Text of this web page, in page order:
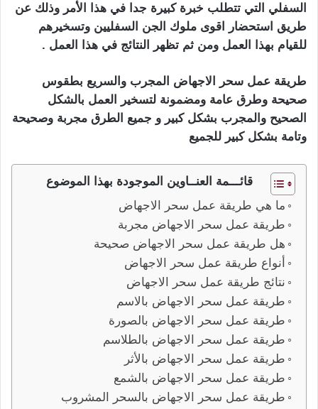
السفلي التي تتطلب خبرة كبيرة جدا في هذا الأمر وذلك عن
طريق استحضار اقوى ملوك الجن السفليين وتسخيرهم
للقيام بهذا العمل ومن ثم تظهر النتائج في هذا العمل .
طريقة عمل سحر الاجهاض المجرب والسريع بطقوس
صحيحة وطرق عامة ومضمونة لتسخير العمل بالشكل
الصحيح والمجرب بشكل كبير و جميع الطرق مجربة وصحيحة
وتامة بشكل كبير للجميع
قائـــمة العنــاوين الموجودة بهذا الموضوع
ما هي طريقة عمل سحر الاجهاض
طريقة عمل سحر الاجهاض مجربة
هل طريقة عمل سحر الاجهاض صحيحة
أنواع طريقة عمل سحر الاجهاض
نتائج طريقة عمل سحر الاجهاض
طريقة عمل سحر الاجهاض بالاسم
طريقة عمل سحر الاجهاض بالصورة
طريقة عمل سحر الاجهاض بالطلاسم
طريقة عمل سحر الاجهاض بالأثر
طريقة عمل سحر الاجهاض بالشمع
طريقة عمل سحر الاجهاض بالسحر المشروب